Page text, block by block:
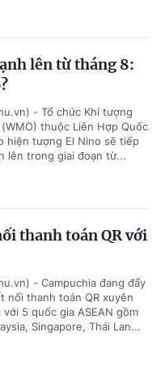
lên từ tháng 8:
- Tổ chức Khí tượng
thuộc Liên Hợp Quốc
hiện tượng El Nino sẽ tiếp
lên trong giai đoạn từ...
thanh toán QR với
- Campuchia đang đẩy
nối thanh toán QR xuyên
với 5 quốc gia ASEAN gồm
Singapore, Thái Lan...